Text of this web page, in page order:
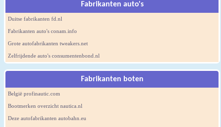
Fabrikanten auto's
Duitse fabrikanten fd.nl
Fabrikanten auto's conam.info
Grote autofabrikanten tweakers.net
Zelfrijdende auto's consumentenbond.nl
Fabrikanten boten
België profinautic.com
Bootmerken overzicht nautica.nl
Deze autofabrikanten autobahn.eu